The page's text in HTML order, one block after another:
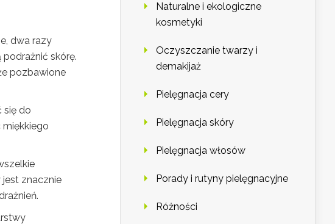
dwa razy
skórę.
pozbawione
się do
miękkiego
znacznie
Naturalne i ekologiczne
kosmetyki
Oczyszczanie twarzy i
demakijaż
Pielęgnacja cery
Pielęgnacja skóry
Pielęgnacja włosów
Porady i rutyny pielęgnacyjne
Różności